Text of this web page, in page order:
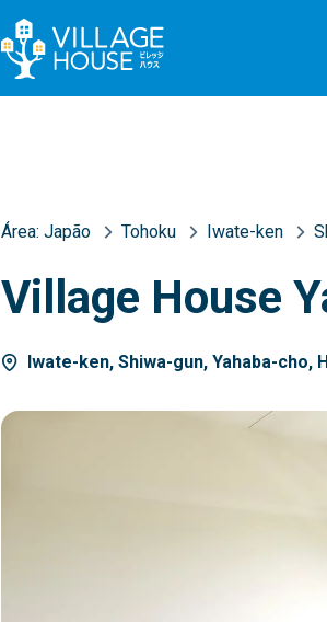
Área: Japão Tohoku Iwate-ken
Village House
Iwate-ken, Shiwa-gun, Yahaba-cho,